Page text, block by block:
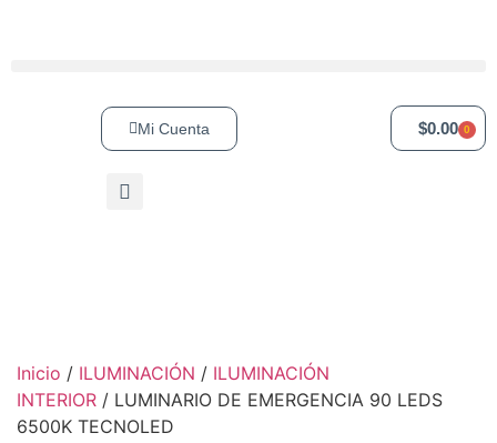
Mi Cuenta $0.00 0
Inicio / ILUMINACIÓN / ILUMINACIÓN
INTERIOR / LUMINARIO DE EMERGENCIA 90 LEDS
6500K TECNOLED